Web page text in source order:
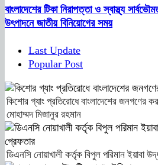
বাংলাদেশের টিকা নিরাপত্তা ও স্বাস্থ্য
উৎপাদনে জাতীয় বিনিয়োগের সময়
Last Update
Popular Post
কিশোর গ্যাং প্রতিরোধে বাংলাদেশের জনগণের
মোহাম্মদ মিজানুর রহমান
ডিএনসি নোয়াখালী কর্তৃক বিপুল পরিমান ইয়াবা